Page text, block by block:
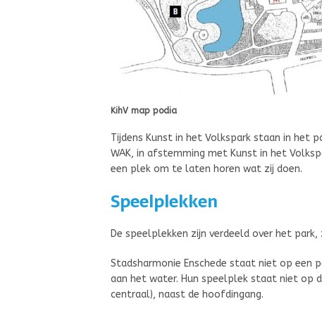
KihV map podia
Tijdens Kunst in het Volkspark staan in het
WAK, in afstemming met Kunst in het
een plek om te laten horen wat zij doen.
Speelplekken
De speelplekken zijn verdeeld over het
Stadsharmonie Enschede staat niet op een
aan het water. Hun speelplek staat niet op
centraal), naast de hoofdingang.